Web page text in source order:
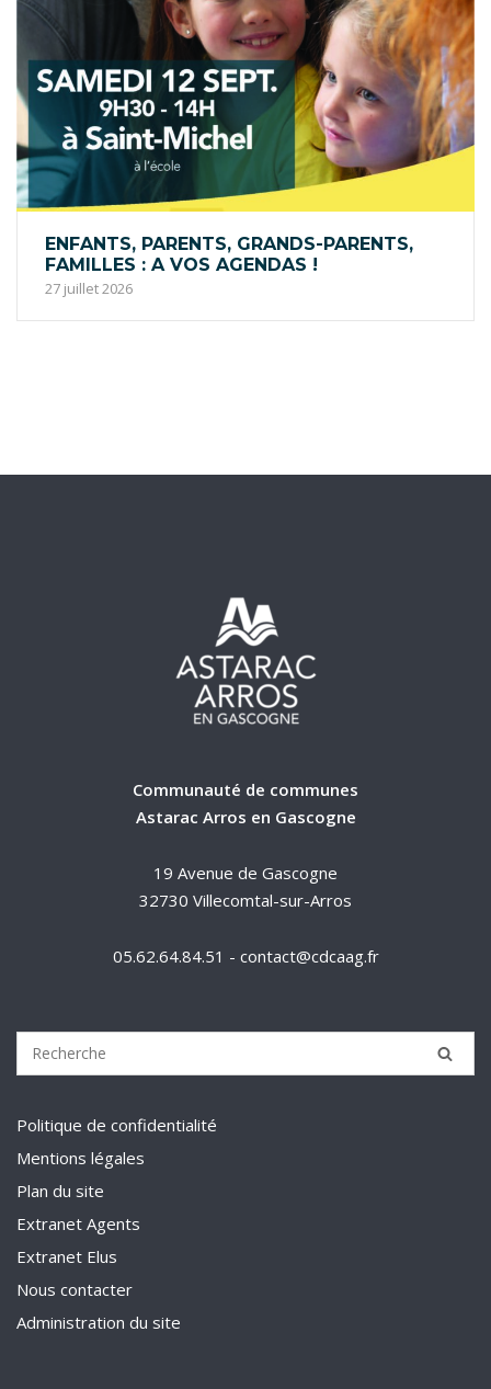
ENFANTS, PARENTS, GRANDS-PARENTS,
FAMILLES : A VOS AGENDAS !
27 juillet 2026
Communauté de communes
Astarac Arros en Gascogne
19 Avenue de Gascogne
32730 Villecomtal-sur-Arros
05.62.64.84.51 - contact@cdcaag.fr
Politique de confidentialité
Mentions légales
Plan du site
Extranet Agents
Extranet Elus
Nous contacter
Administration du site